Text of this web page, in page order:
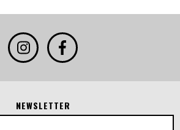
NEWSLETTER